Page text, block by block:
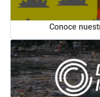
Conoce